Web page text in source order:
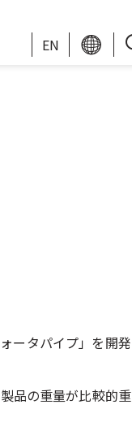
EN
ータパイプ」を開
品の重量が比較的